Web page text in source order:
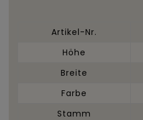
Artikel-Nr.
Höhe
Breite
Farbe
Stamm